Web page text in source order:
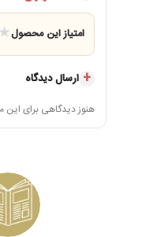
امتیاز این محصول★
ارسال دیدگاه
هنوز دیدگاهی برای